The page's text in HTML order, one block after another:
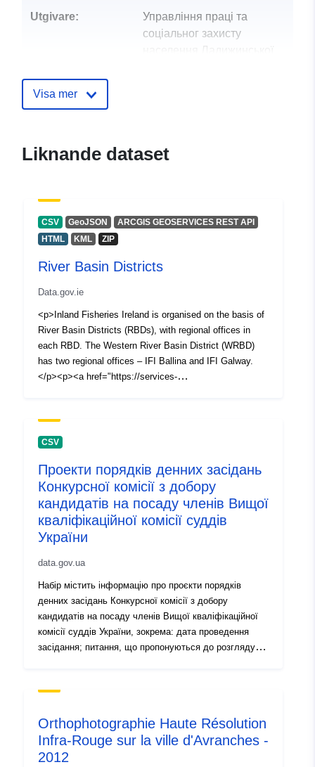
Utgivare:
Управління праці та
соціальног захисту
населення Ладижинської
mailto:ladiginsoczahst@ukr.net
Uppdaterad på data.europa.eu:
uriRef:
http://data.europa.eu/88u/dataset/
d485-45ae-8939-882c539dccf3
Versionsinformati
Visa mer
Liknande dataset
CSV GeoJSON
ARCGIS GEOSERVICES REST API
HTML
KML ZIP
River Basin Districts
Data.gov.ie
<p>Inland Fisheries Ireland is organised on the basis of
River Basin Districts (RBDs), with regional offices in
each RBD. The Western River Basin District (WRBD)
has two regional offices – IFI Ballina and IFI Galway.
</p><p><a href="https://services-
(JSON)</a></p>
CSV
Проекти порядків денних засідань
Конкурсної комісії з добору
кандидатів на посаду членів Вищої
кваліфікаційної комісії суддів
України
data.gov.ua
Набір містить інформацію про проєкти порядків
денних засідань Конкурсної комісії з добору
кандидатів на посаду членів Вищої кваліфікаційної
комісії суддів України, зокрема: дата проведення
засідання; питання, що пропонуються до розгляду;
Orthophotographie Haute Résolution
Infra-Rouge sur la ville d'Avranches -
2012